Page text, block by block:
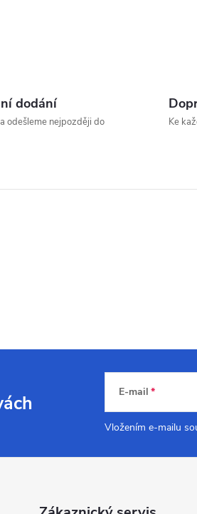
dodání
odešleme nejpozději do
Ke
E-mail
Vložením e-mailu